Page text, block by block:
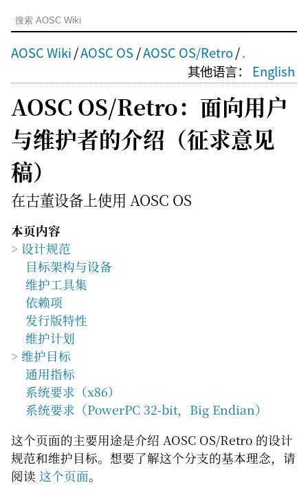
AOSC Wiki/AOSC OS/AOSC OS/Retro/.
其他语言： English
AOSC OS/Retro：面向用户
与维护者的介绍（征求意见
稿）
在古董设备上使用 AOSC OS
本页内容
设计规范
目标架构与设备
维护工具集
依赖项
发行版特性
维护计划
维护目标
通用指标
系统要求（x86）
系统要求（PowerPC 32-bit，Big Endian）
这个页面的主要用途是介绍 AOSC OS/Retro 的设计
规范和维护目标。想要了解这个分支的基本理念，请
阅读 这个页面。